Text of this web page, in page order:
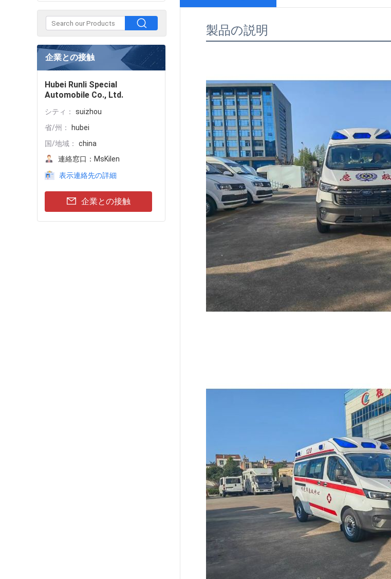
企業との接触
Hubei Runli Special
Automobile Co., Ltd.
シティ：
suizhou
省/州：
hubei
国/地域：
china
連絡窓口： MsKilen
表示連絡先の詳細
企業との接触
製品の説明